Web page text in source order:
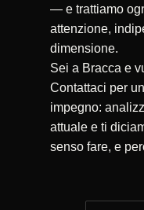
— e trattiamo
attenzione,
dimensione.
Sei a Bracca e
Contattaci per
impegno:
attuale e ti
senso fare, e